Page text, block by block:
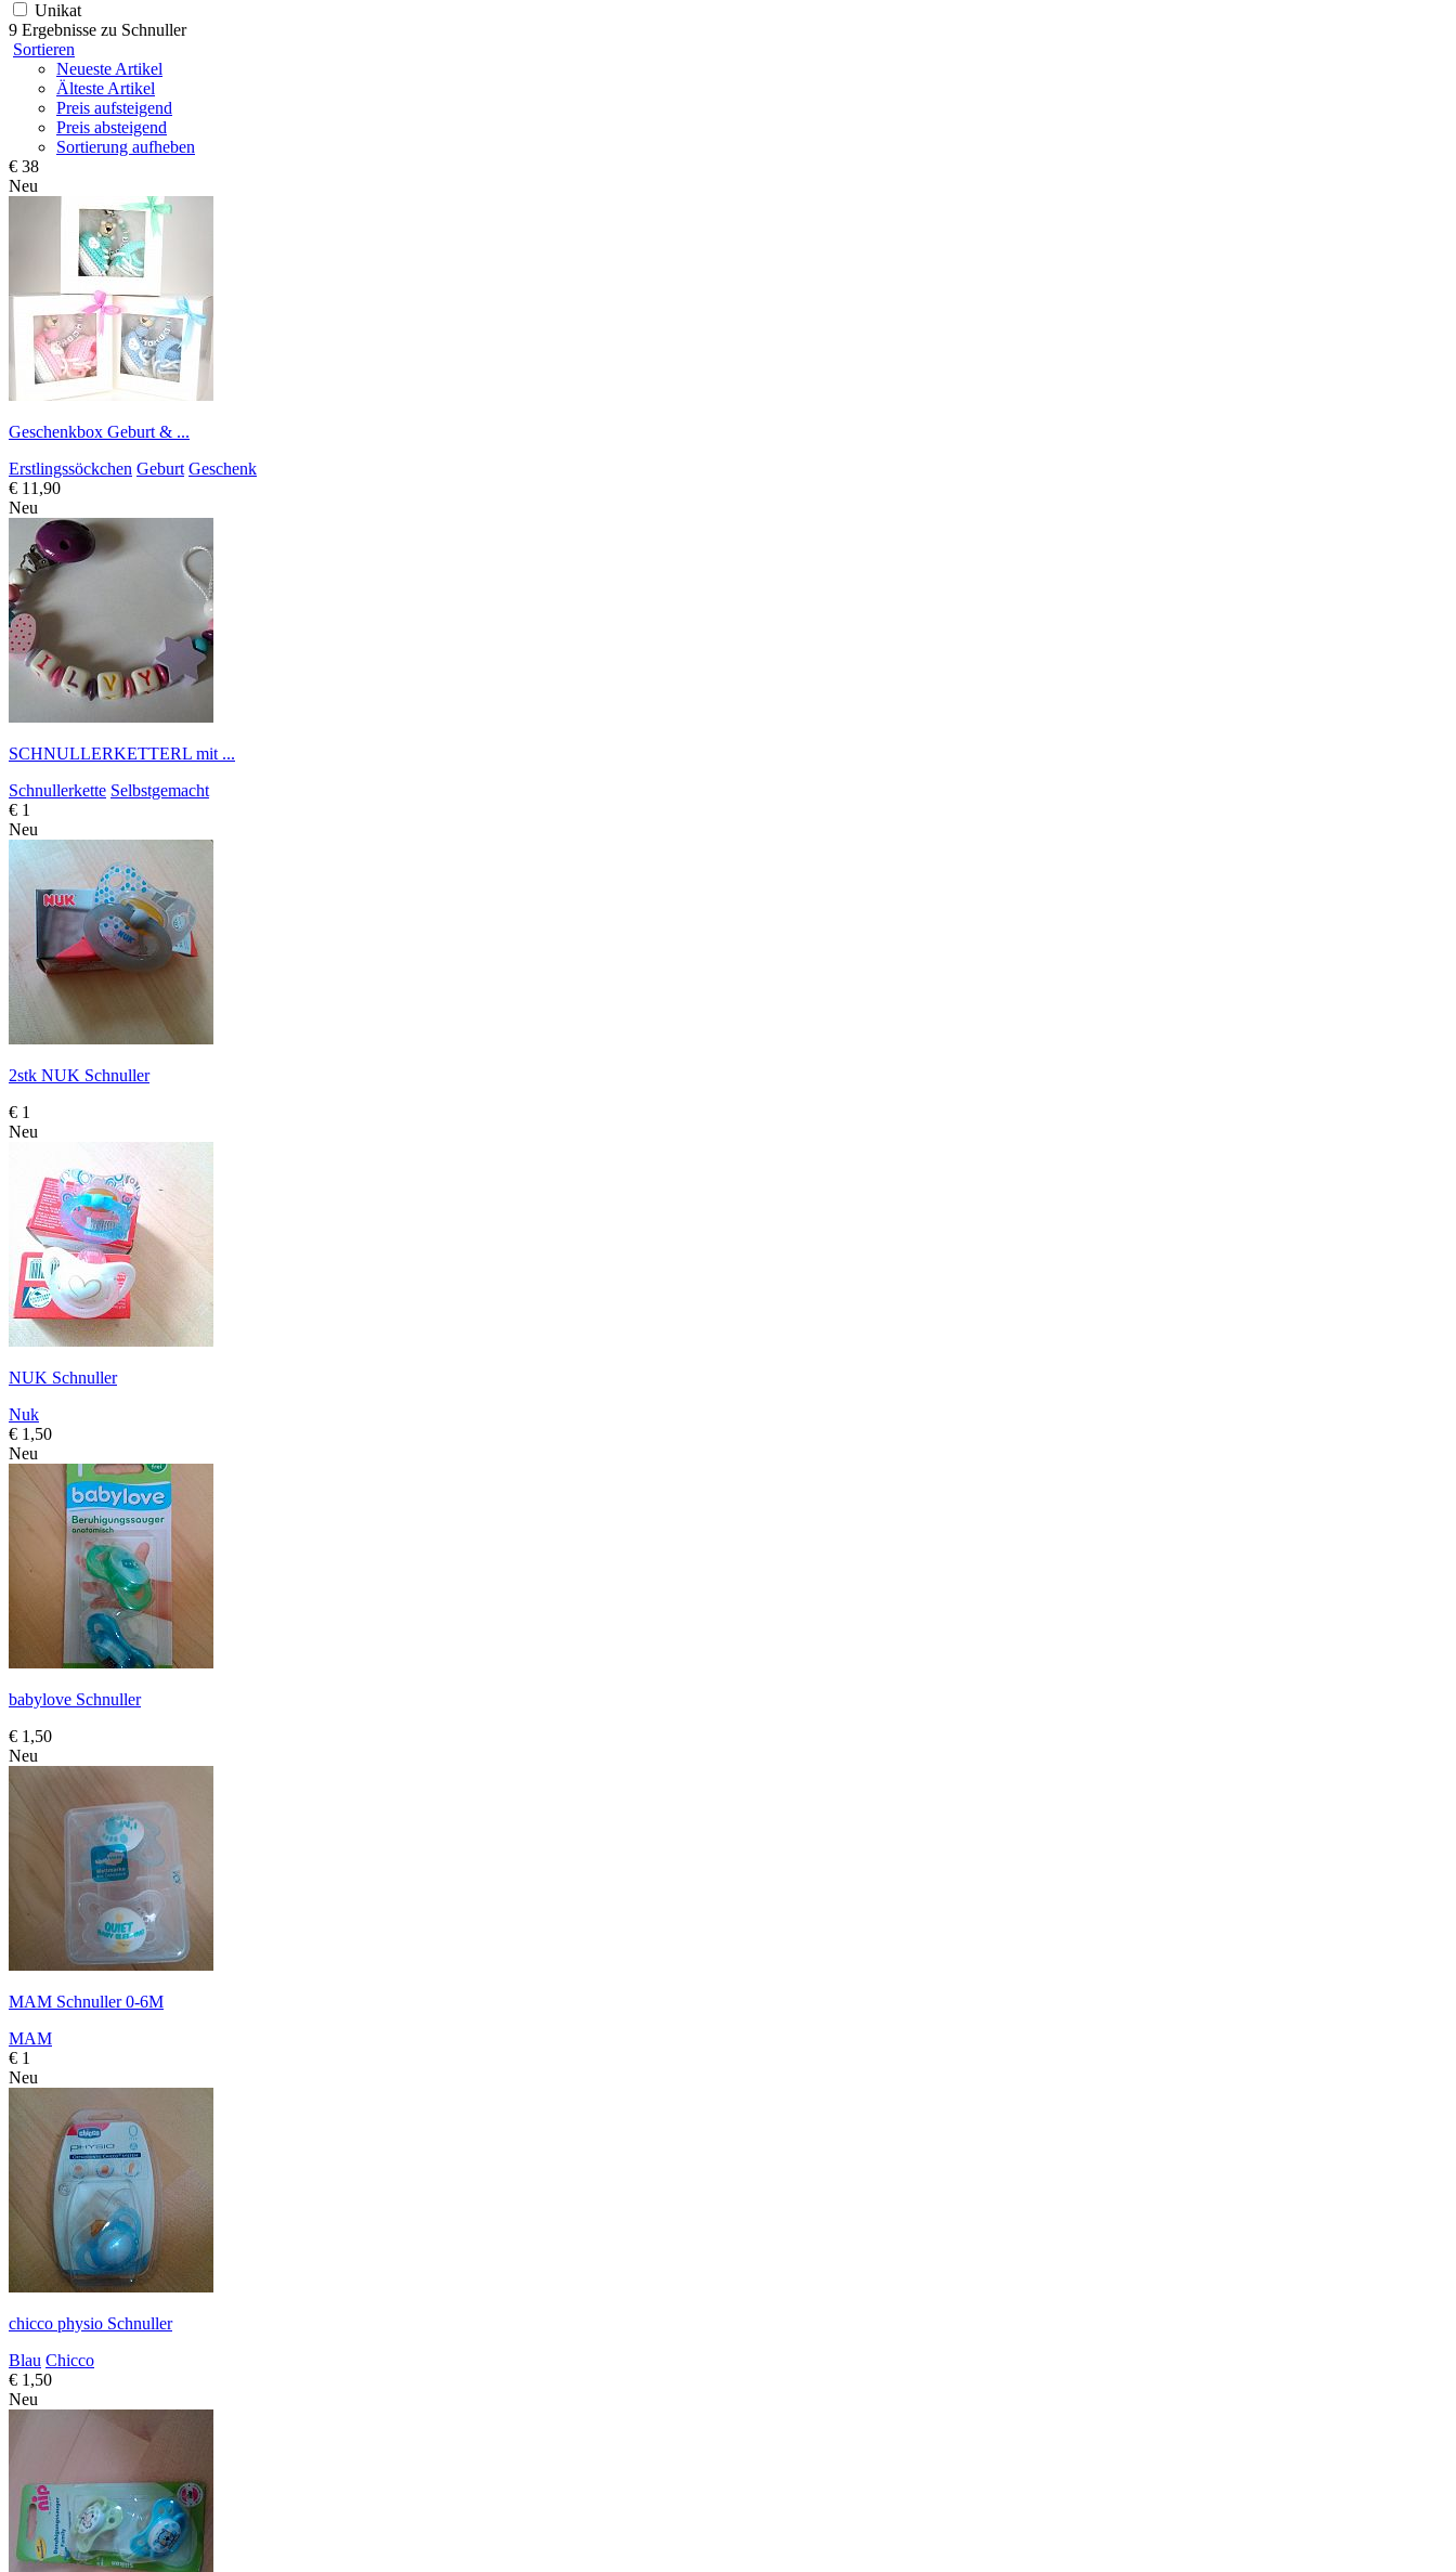
Unikat
9 Ergebnisse zu Schnuller
Sortieren
Neueste Artikel
Älteste Artikel
Preis aufsteigend
Preis absteigend
Sortierung aufheben
€ 38
Neu
Geschenkbox Geburt & ...
Erstlingssöckchen Geburt Geschenk
€ 11,90
Neu
SCHNULLERKETTERL mit ...
Schnullerkette Selbstgemacht
€ 1
Neu
2stk NUK Schnuller
€ 1
Neu
NUK Schnuller
Nuk
€ 1,50
Neu
babylove Schnuller
€ 1,50
Neu
MAM Schnuller 0-6M
MAM
€ 1
Neu
chicco physio Schnuller
Blau Chicco
€ 1,50
Neu